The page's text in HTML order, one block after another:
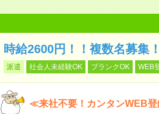
時給2600円！！複数名募集
派遣 社会人未経験OK ブランクOK WEB
≪来社不要！カンタンWEB